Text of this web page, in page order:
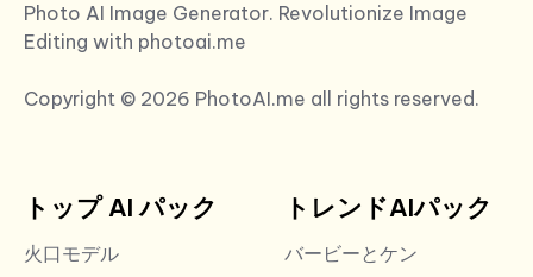
Photo AI Image Generator. Revolutionize Image
Editing with photoai.me
Copyright © 2026 PhotoAI.me all rights reserved.
トップ AI パック
火口モデル
トレンドAIパック
バービーとケン